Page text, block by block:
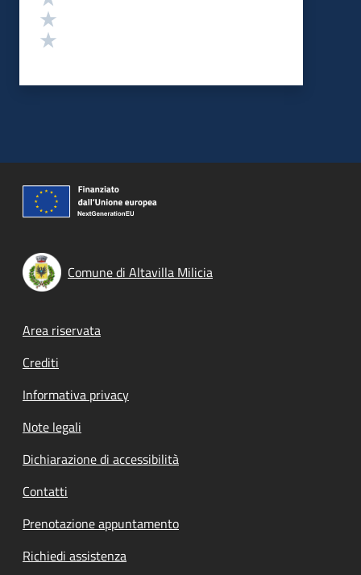
Comune di Altavilla Milicia
Footer menu
Area riservata
Crediti
Informativa privacy
Note legali
Dichiarazione di accessibilità
Contatti
Prenotazione appuntamento
Richiedi assistenza